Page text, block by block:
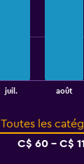
juil. août
Toutes les
C$ 60 - C$